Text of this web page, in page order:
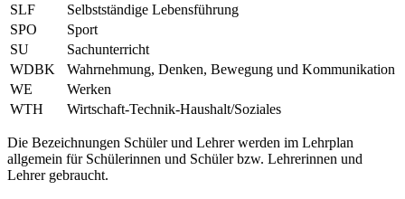
SLF
Selbstständige Lebensführung
SPO
Sport
SU
Sachunterricht
WDBK
Wahrnehmung, Denken, Bewegung und Kommunikation
WE
Werken
WTH
Wirtschaft-Technik-Haushalt/Soziales
Die Bezeichnungen Schüler und Lehrer werden im Lehrplan
allgemein für Schülerinnen und Schüler bzw. Lehrerinnen und
Lehrer gebraucht.